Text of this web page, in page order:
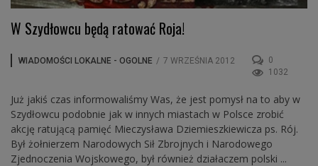
W Szydłowcu będą ratować Roja!
WIADOMOŚCI LOKALNE - OGOLNE / 7 WRZEŚNIA 2012
0
1032
Już jakiś czas informowaliśmy Was, że jest pomysł na to aby w
Szydłowcu podobnie jak w innych miastach w Polsce zrobić
akcję ratującą pamięć Mieczysława Dziemieszkiewicza ps. Rój.
Był żołnierzem Narodowych Sił Zbrojnych i Narodowego
Zjednoczenia Wojskowego, był również działaczem polski ...